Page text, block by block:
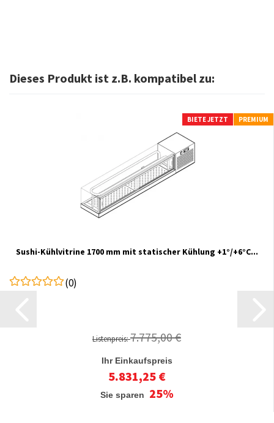
Dieses Produkt ist z.B. kompatibel zu:
BIETE JETZT PREMIUM
Sushi-Kühlvitrine 1700 mm mit statischer Kühlung +1°/+6°C...
(0)
Listenpreis:7.775,00 €
Ihr Einkaufspreis
5.831,25 €
Sie sparen 25%